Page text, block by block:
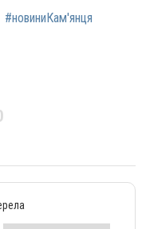
#новиниКам'янця